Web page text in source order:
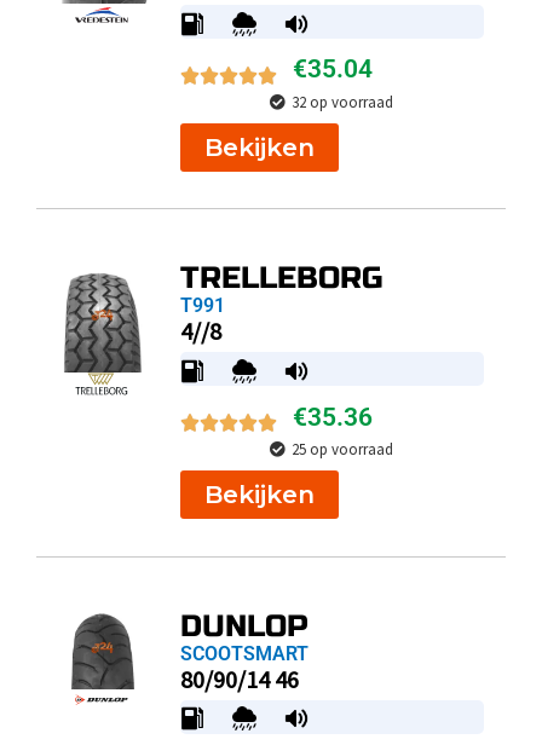
€35.04
32 op voorraad
Bekijken
TRELLEBORG
T991
4//8
€35.36
25 op voorraad
Bekijken
DUNLOP
SCOOTSMART
80/90/14 46